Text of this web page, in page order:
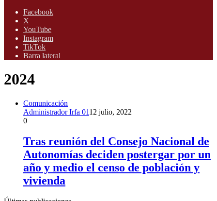
Facebook
X
YouTube
Instagram
TikTok
Barra lateral
2024
Comunicación
Administrador Irfa 0112 julio, 2022
0
Tras reunión del Consejo Nacional de
Autonomías deciden postergar por un
año y medio el censo de población y
vivienda